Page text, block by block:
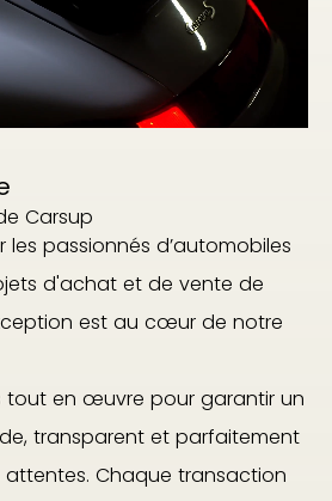
Carsup
passionnés d’automobiles
d'achat et de vente de
est au cœur de notre
tout en œuvre pour garantir un
transparent et parfaitement
Chaque transaction